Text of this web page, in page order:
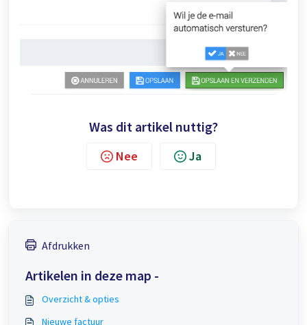
Was dit artikel nuttig?
Nee Ja
Afdrukken
Artikelen in deze map -
Overzicht & opties
Nieuwe factuur